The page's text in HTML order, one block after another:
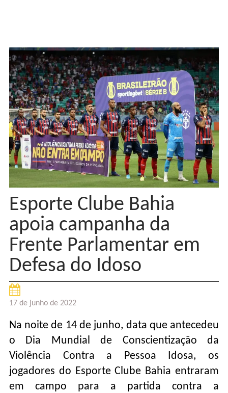
Esporte Clube Bahia
apoia campanha da
Frente Parlamentar em
Defesa do Idoso
17 de junho de 2022
Na noite de 14 de junho, data que antecedeu
o Dia Mundial de Conscientização da
Violência Contra a Pessoa Idosa, os
jogadores do Esporte Clube Bahia entraram
em campo para a partida contra a